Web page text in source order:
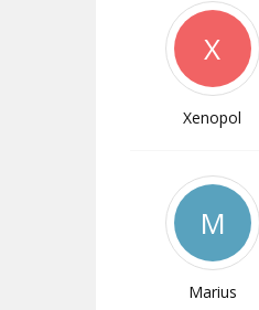
X
Xenopol
M
Marius